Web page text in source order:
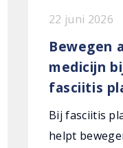
22 juni 2026
Bewegen
medicijn
fasciitis
Bij fasciitis
helpt